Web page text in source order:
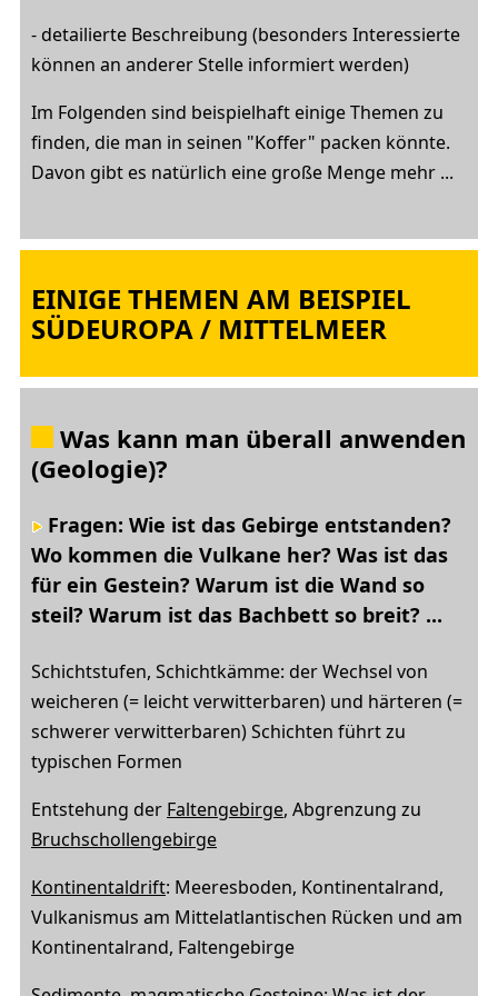
- detailierte Beschreibung (besonders Interessierte
können an anderer Stelle informiert werden)
Im Folgenden sind beispielhaft einige Themen zu
finden, die man in seinen "Koffer" packen könnte.
Davon gibt es natürlich eine große Menge mehr ...
EINIGE THEMEN AM BEISPIEL
SÜDEUROPA / MITTELMEER
Was kann man überall anwenden
(Geologie)?
Fragen: Wie ist das Gebirge entstanden?
Wo kommen die Vulkane her? Was ist das
für ein Gestein? Warum ist die Wand so
steil? Warum ist das Bachbett so breit? ...
Schichtstufen, Schichtkämme: der Wechsel von
weicheren (= leicht verwitterbaren) und härteren (=
schwerer verwitterbaren) Schichten führt zu
typischen Formen
Entstehung der Faltengebirge, Abgrenzung zu
Bruchschollengebirge
Kontinentaldrift: Meeresboden, Kontinentalrand,
Vulkanismus am Mittelatlantischen Rücken und am
Kontinentalrand, Faltengebirge